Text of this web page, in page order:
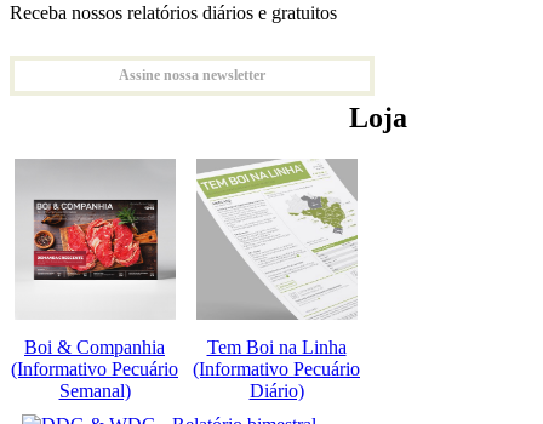
Receba nossos relatórios diários e gratuitos
Assine nossa newsletter
Loja
Boi & Companhia
(Informativo Pecuário
Semanal)
Tem Boi na Linha
(Informativo Pecuário
Diário)